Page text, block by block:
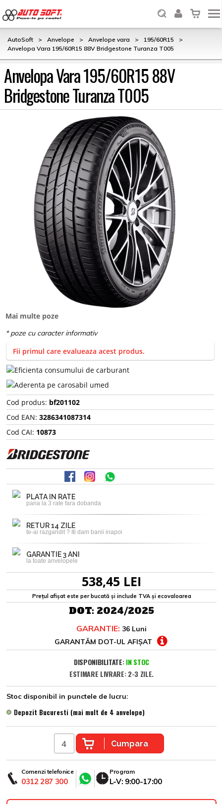
AutoSoft > Anvelope > Anvelope vara > 195/60R15
>
Anvelopa Vara 195/60R15 88V Bridgestone Turanza T005
Anvelopa Vara 195/60R15 88V
Bridgestone Turanza T005
Mai multe poze
Fii primul care evalueaza acest produs.
Cod produs: bf201102
Cod EAN: 3286341087314
Cod CAI: 10873
PLATA IN RATE
pana la 3 rate fara dobanda
RETUR 14 ZILE
te-ai razgandit ? Iti dam banii inapoi
GARANTIE 3 ANI
la toate anvelopele
538,45 LEI
Prețul afișat este per bucată și include TVA și ecovaloarea
DOT: 2024/2025
GARANTIE: 36 Luni
GARANTĂM DOT-UL AFIȘAT
DISPONIBILITATE: IN STOC
ESTIMARE LIVRARE: 2-3 ZILE.
Stoc disponibil in punctele de lucru:
Depozit Bucuresti (mai mult de 4 anvelope)
Cumpara
Comenzi telefonice
0312 287 300
Program
L-V: 9:00-17:00